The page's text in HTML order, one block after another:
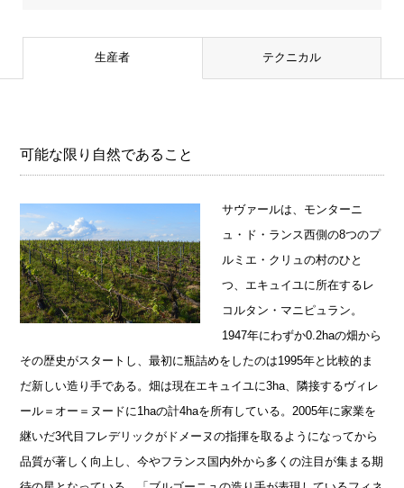
生産者 テクニカル
可能な限り自然であること
サヴァールは、モンターニ
ュ・ド・ランス西側の8つのプ
ルミエ・クリュの村のひと
つ、エキュイユに所在するレ
コルタン・マニピュラン。
1947年にわずか0.2haの畑から
その歴史がスタートし、最初に瓶詰めをしたのは1995年と比較的ま
だ新しい造り手である。畑は現在エキュイユに3ha、隣接するヴィレ
ール＝オー＝ヌードに1haの計4haを所有している。2005年に家業を
継いだ3代目フレデリックがドメーヌの指揮を取るようになってから
品質が著しく向上し、今やフランス国内外から多くの注目が集まる期